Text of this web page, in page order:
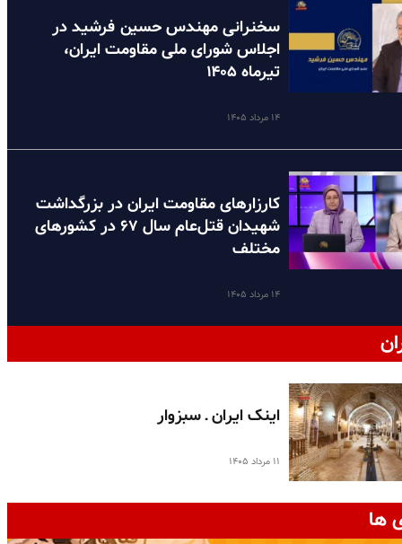
سخنرانی مهندس حسین فرشید در
اجلاس شورای ملی مقاومت ایران،
تیرماه ۱۴۰۵
۱۴ مرداد ۱۴۰۵
کارزارهای مقاومت ایران در بزرگداشت
شهیدان قتل‌عام سال ۶۷ در کشورهای
مختلف
۱۴ مرداد ۱۴۰۵
اینک ایران ـ سبزوار
۱۱ مرداد ۱۴۰۵
ها